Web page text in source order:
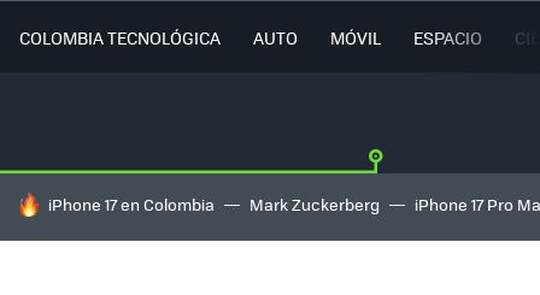
COLOMBIA TECNOLÓGICA AUTO MÓVIL ESPACIO
HOY SE HABLA DE
iPhone 17 en Colombia Mark Zuckerberg iPhone 17 Pro